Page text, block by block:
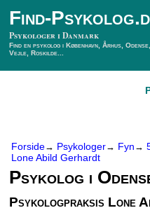
Find-
Psykologer i Danmark
Find en psykolog i København, Århus,
Vejle, Roskilde...
Forside→ Psykologer→ Fyn →
Lone Abild Gerhardt
Psykolog i
Psykologpraksis Lone